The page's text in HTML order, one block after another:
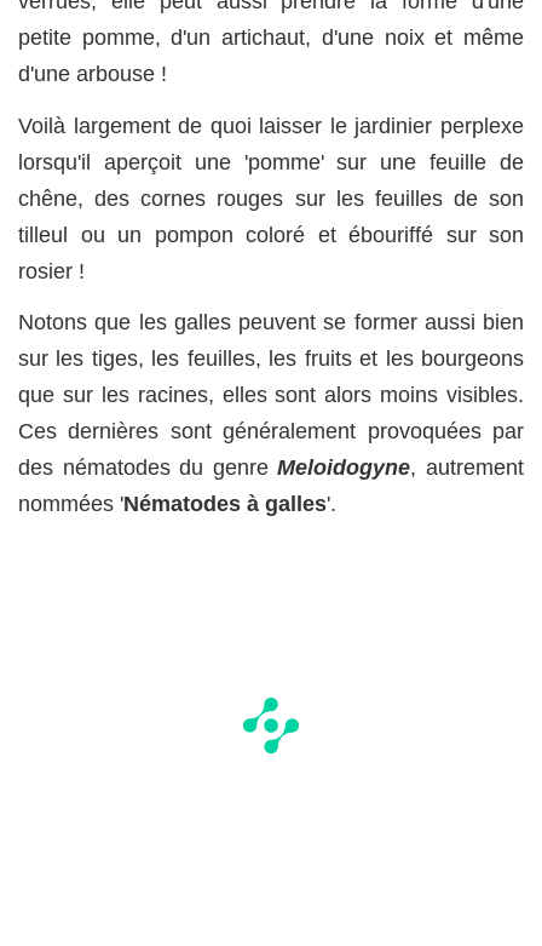
petite pomme, d'un artichaut, d'une noix et même
d'une arbouse !
Voilà largement de quoi laisser le jardinier perplexe
lorsqu'il aperçoit une 'pomme' sur une feuille de
chêne, des cornes rouges sur les feuilles de son
tilleul ou un pompon coloré et ébouriffé sur son
rosier !
Notons que les galles peuvent se former aussi bien
sur les tiges, les feuilles, les fruits et les bourgeons
que sur les racines, elles sont alors moins visibles.
Ces dernières sont généralement provoquées par
des nématodes du genreMeloidogyne, autrement
nommées 'Nématodes à galles'.